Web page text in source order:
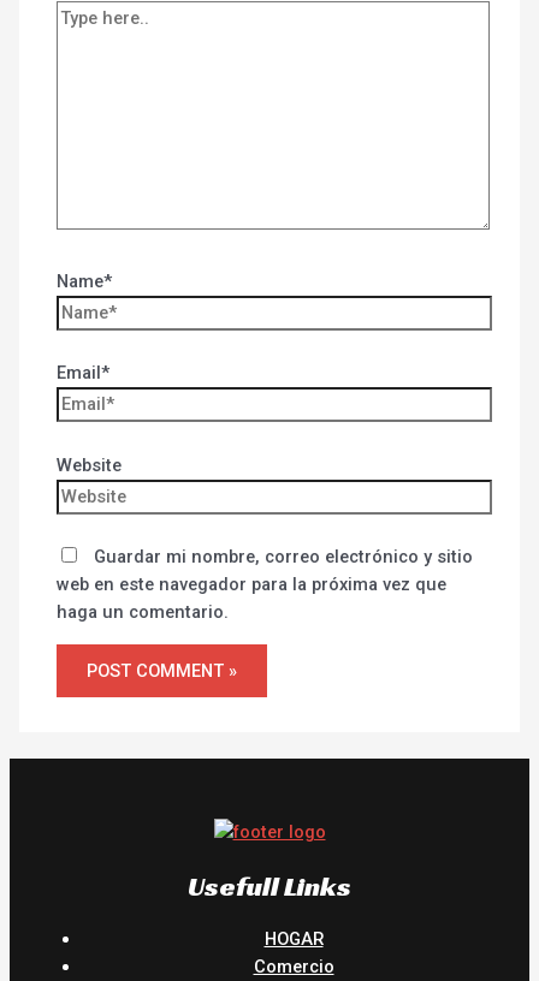
Name*
Email*
Website
Guardar mi nombre, correo electrónico y sitio
web en este navegador para la próxima vez que
haga un comentario.
Usefull Links
HOGAR
Comercio